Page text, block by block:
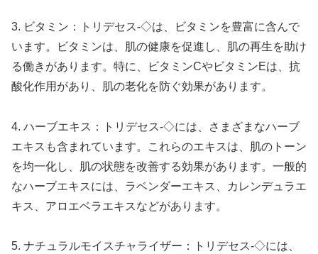
3. ビタミン：トリデセス-◇は、ビタミンを豊富に含んで
います。ビタミンは、肌の健康を促進し、肌の再生を助け
る働きがあります。特に、ビタミンCやビタミンEは、抗
酸化作用があり、肌の老化を防ぐ効果があります。
4. ハーブエキス：トリデセス-◇には、さまざまなハーブ
エキスも含まれています。これらのエキスは、肌のトーン
を均一化し、肌の状態を改善する効果があります。一般的
なハーブエキスには、ラベンダーエキス、カレンデュラエ
キス、アロエベラエキスなどがあります。
5. ナチュラルモイスチャライザー：トリデセス-◇には、